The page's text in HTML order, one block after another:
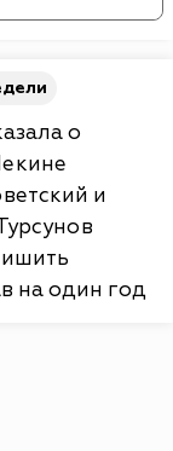
о
и
на один год